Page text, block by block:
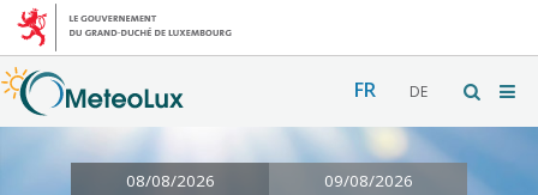
FR DE
08/08/2026 09/08/2026